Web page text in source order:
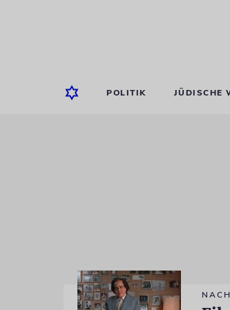
POLITIK JÜDISCHE